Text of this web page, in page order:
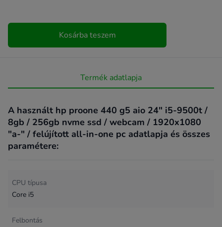
Kosárba teszem
Termék adatlapja
A használt hp proone 440 g5 aio 24" i5-9500t /
8gb / 256gb nvme ssd / webcam / 1920x1080
"a-" / felújított all-in-one pc adatlapja és összes
paramétere:
CPU típusa
Core i5
Felbontás